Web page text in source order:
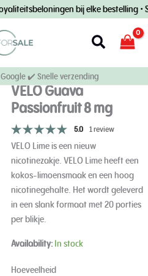
bij elke
Zoek
✔️ Snelle verzending
VELO Guava
Passionfruit 8 mg
5.0 1 review
VELO Lime is een nieuw
nicotinezakje. VELO Lime heeft een
kokos-limoensmaak en een hoog
nicotinegehalte. Het wordt geleverd
in een slank formaat met 20 porties
per blikje.
Availability: In stock
Hoeveelheid
VELO
mg